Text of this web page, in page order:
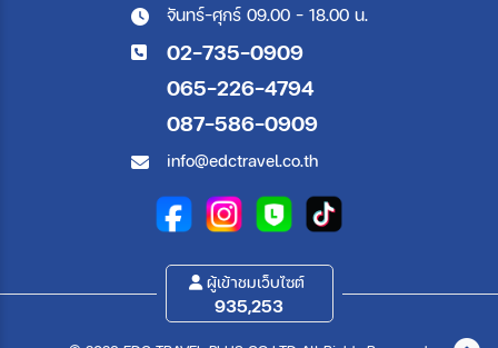
จันทร์-ศุกร์ 09.00 - 18.00 น.
02-735-0909
065-226-4794
087-586-0909
info@edctravel.co.th
ผู้เข้าชมเว็บไซต์
935,253